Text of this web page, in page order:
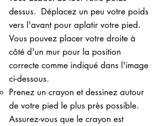
dessus. ​ Déplacez un peu votre poids
vers l'avant pour aplatir votre pied.
Vous pouvez placer votre droite à
côté d'un mur pour la position
correcte comme indiqué dans l'image
ci-dessous.
Prenez un crayon et dessinez autour
de votre pied le plus près possible.
Assurez-vous que le crayon est